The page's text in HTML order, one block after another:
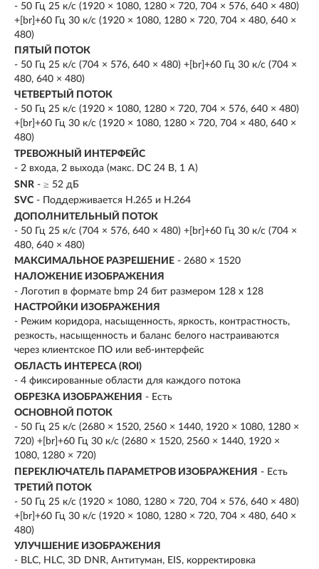
- 50 Гц 25 к/с (1920 × 1080, 1280 × 720, 704 × 576, 640 × 480)
+[br]+60 Гц 30 к/с (1920 × 1080, 1280 × 720, 704 × 480, 640 ×
480)
ПЯТЫЙ ПОТОК
- 50 Гц 25 к/с (704 × 576, 640 × 480) +[br]+60 Гц 30 к/с (704 ×
480, 640 × 480)
ЧЕТВЕРТЫЙ ПОТОК
- 50 Гц 25 к/с (1920 × 1080, 1280 × 720, 704 × 576, 640 × 480)
+[br]+60 Гц 30 к/с (1920 × 1080, 1280 × 720, 704 × 480, 640 ×
480)
ТРЕВОЖНЫЙ ИНТЕРФЕЙС
- 2 входа, 2 выхода (макс. DC 24 В, 1 A)
SNR - ≥ 52 дБ
SVC - Поддерживается H.265 и H.264
ДОПОЛНИТЕЛЬНЫЙ ПОТОК
- 50 Гц 25 к/с (704 × 576, 640 × 480) +[br]+60 Гц 30 к/с (704 ×
480, 640 × 480)
МАКСИМАЛЬНОЕ РАЗРЕШЕНИЕ - 2680 × 1520
НАЛОЖЕНИЕ ИЗОБРАЖЕНИЯ
- Логотип в формате bmp 24 бит размером 128 х 128
НАСТРОЙКИ ИЗОБРАЖЕНИЯ
- Режим коридора, насыщенность, яркость, контрастность,
резкость, насыщенность и баланс белого настраиваются
через клиентское ПО или веб-интерфейс
ОБЛАСТЬ ИНТЕРЕСА (ROI)
- 4 фиксированные области для каждого потока
ОБРЕЗКА ИЗОБРАЖЕНИЯ - Есть
ОСНОВНОЙ ПОТОК
- 50 Гц 25 к/с (2680 × 1520, 2560 × 1440, 1920 × 1080, 1280 ×
720) +[br]+60 Гц 30 к/с (2680 × 1520, 2560 × 1440, 1920 ×
1080, 1280 × 720)
ПЕРЕКЛЮЧАТЕЛЬ ПАРАМЕТРОВ ИЗОБРАЖЕНИЯ - Есть
ТРЕТИЙ ПОТОК
- 50 Гц 25 к/с (1920 × 1080, 1280 × 720, 704 × 576, 640 × 480)
+[br]+60 Гц 30 к/с (1920 × 1080, 1280 × 720, 704 × 480, 640 ×
480)
УЛУЧШЕНИЕ ИЗОБРАЖЕНИЯ
- BLC, HLC, 3D DNR, Антитуман, EIS, корректировка